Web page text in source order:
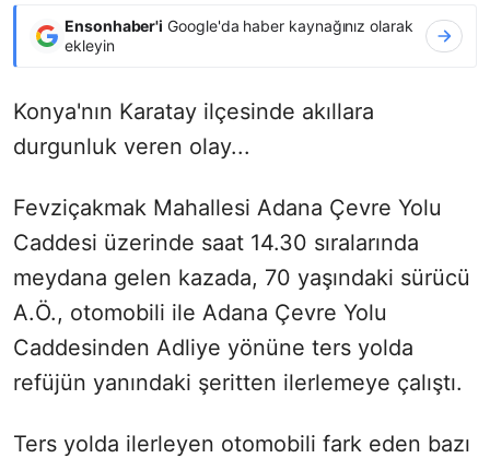
Ensonhaber'i Google'da haber kaynağınız olarak
ekleyin
Konya'nın Karatay ilçesinde akıllara
durgunluk veren olay...
Fevziçakmak Mahallesi Adana Çevre Yolu
Caddesi üzerinde saat 14.30 sıralarında
meydana gelen kazada, 70 yaşındaki sürücü
A.Ö., otomobili ile Adana Çevre Yolu
Caddesinden Adliye yönüne ters yolda
refüjün yanındaki şeritten ilerlemeye çalıştı.
Ters yolda ilerleyen otomobili fark eden bazı